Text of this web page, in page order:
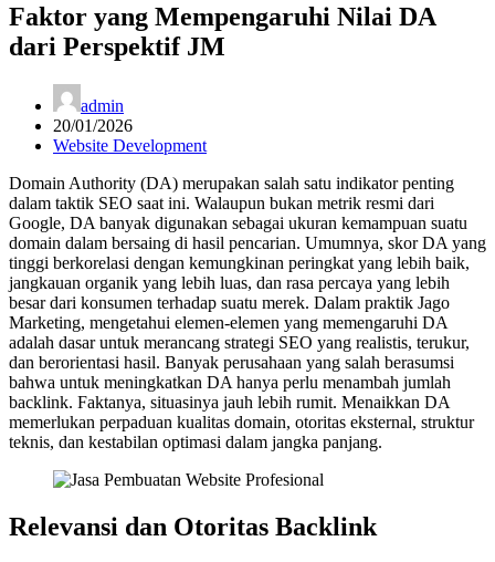
Faktor yang Mempengaruhi Nilai DA
dari Perspektif JM
admin
20/01/2026
Website Development
Domain Authority (DA) merupakan salah satu indikator penting
dalam taktik SEO saat ini. Walaupun bukan metrik resmi dari
Google, DA banyak digunakan sebagai ukuran kemampuan suatu
domain dalam bersaing di hasil pencarian. Umumnya, skor DA yang
tinggi berkorelasi dengan kemungkinan peringkat yang lebih baik,
jangkauan organik yang lebih luas, dan rasa percaya yang lebih
besar dari konsumen terhadap suatu merek. Dalam praktik Jago
Marketing, mengetahui elemen-elemen yang memengaruhi DA
adalah dasar untuk merancang strategi SEO yang realistis, terukur,
dan berorientasi hasil. Banyak perusahaan yang salah berasumsi
bahwa untuk meningkatkan DA hanya perlu menambah jumlah
backlink. Faktanya, situasinya jauh lebih rumit. Menaikkan DA
memerlukan perpaduan kualitas domain, otoritas eksternal, struktur
teknis, dan kestabilan optimasi dalam jangka panjang.
Relevansi dan Otoritas Backlink